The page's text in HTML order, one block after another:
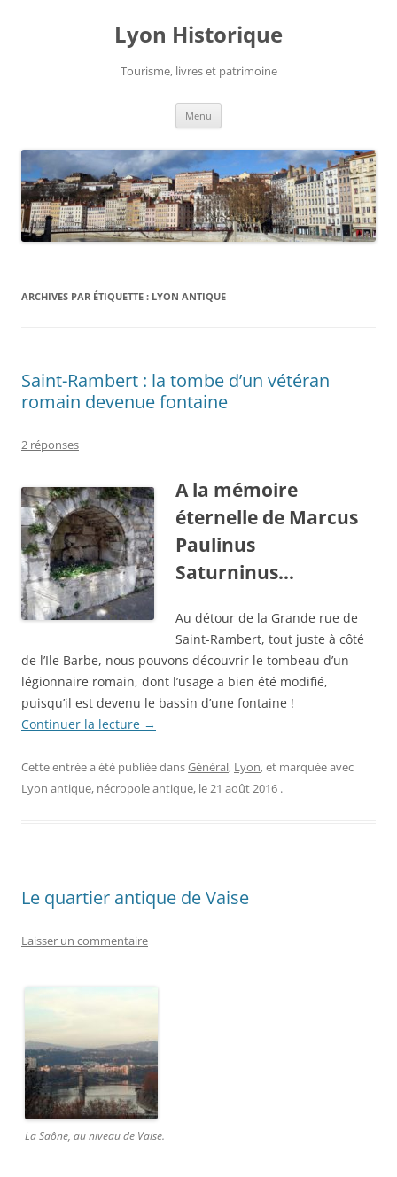
Lyon Historique
Tourisme, livres et patrimoine
Menu
ARCHIVES PAR ÉTIQUETTE : LYON ANTIQUE
Saint-Rambert : la tombe d’un vétéran
romain devenue fontaine
2 réponses
A la mémoire
éternelle de Marcus
Paulinus
Saturninus…
Au détour de la Grande rue de
Saint-Rambert, tout juste à côté
de l’Ile Barbe, nous pouvons découvrir le tombeau d’un
légionnaire romain, dont l’usage a bien été modifié,
puisqu’il est devenu le bassin d’une fontaine !
Continuer la lecture →
Cette entrée a été publiée dansGénéral, Lyon, et marquée avec
Lyon antique, nécropole antique, le21 août 2016 .
Le quartier antique de Vaise
Laisser un commentaire
La Saône, au niveau de Vaise.